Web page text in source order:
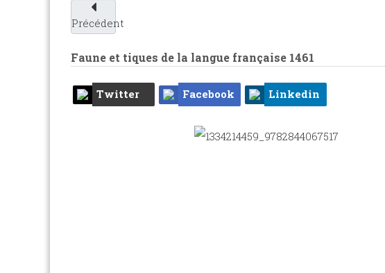
Précédent
Faune et tiques de la langue française 1461
Twitter Facebook Linkedin